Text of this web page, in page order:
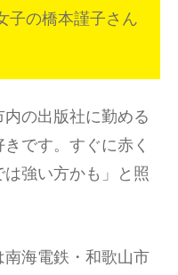
子の橋本謹子さん
の出版社に勤める
です。すぐに赤く
強い方かも」と照
海電鉄・和歌山市